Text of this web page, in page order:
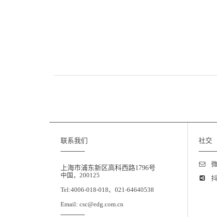
联系我们
上海市浦东新区高科西路1796号
中国，200125
Tel:4006-018-018、021-64640538
Email: csc@edg.com.cn
社交